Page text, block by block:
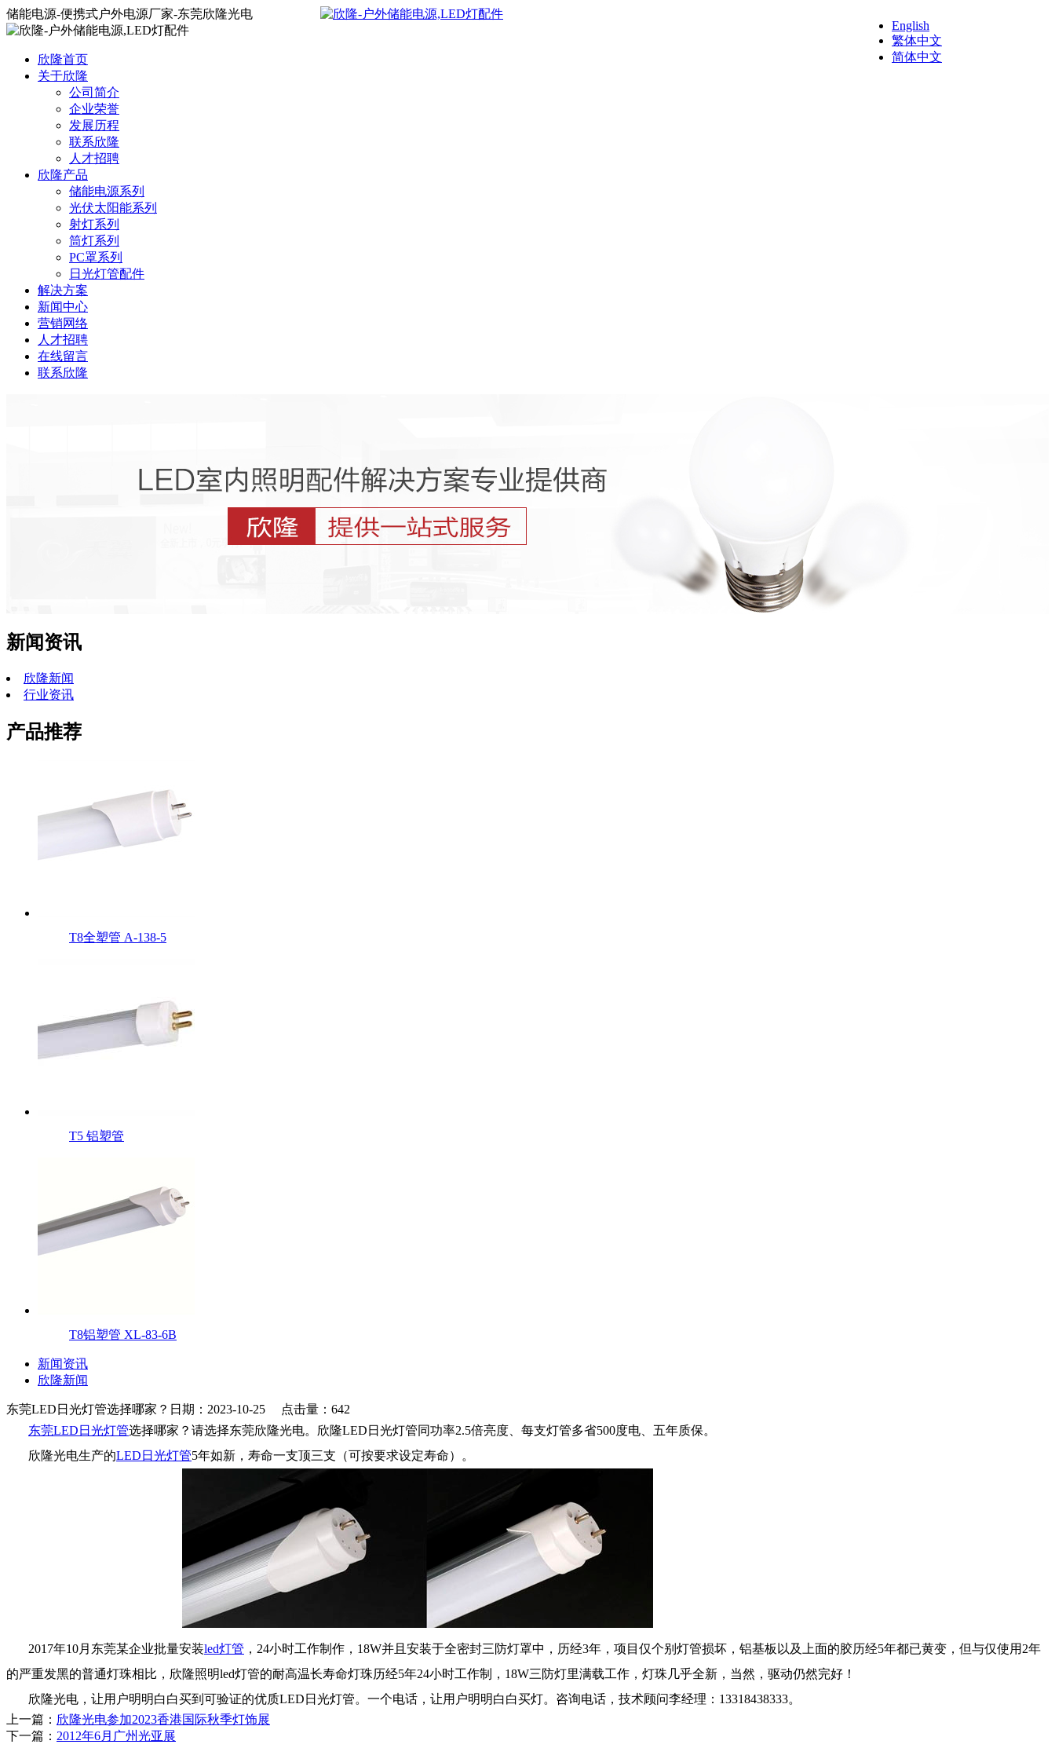
储能电源-便携式户外电源厂家-东莞欣隆光电
English
繁体中文
简体中文
欣隆首页
关于欣隆
公司简介
企业荣誉
发展历程
联系欣隆
人才招聘
欣隆产品
储能电源系列
光伏太阳能系列
射灯系列
筒灯系列
PC罩系列
日光灯管配件
解决方案
新闻中心
营销网络
人才招聘
在线留言
联系欣隆
新闻资讯
欣隆新闻
行业资讯
产品推荐
T8全塑管 A-138-5
T5 铝塑管
T8铝塑管 XL-83-6B
新闻资讯
欣隆新闻
东莞LED日光灯管选择哪家？ 日期：2023-10-25 点击量：642
东莞LED日光灯管选择哪家？请选择东莞欣隆光电。欣隆LED日光灯管同功率2.5倍亮度、每支灯管多省500度电、五年质保。
欣隆光电生产的LED日光灯管5年如新，寿命一支顶三支（可按要求设定寿命）。
2017年10月东莞某企业批量安装led灯管 ，24小时工作制作，18W并且安装于全密封三防灯罩中，历经3年，项目仅个别灯管损坏，铝基板以及上面的胶历经5年都已黄变，但与仅使用2年
的严重发黑的普通灯珠相比，欣隆照明led灯管的耐高温长寿命灯珠历经5年24小时工作制，18W三防灯里满载工作，灯珠几乎全新，当然，驱动仍然完好！
欣隆光电，让用户明明白白买到可验证的优质LED日光灯管。一个电话，让用户明明白白买灯。咨询电话，技术顾问李经理：13318438333。
上一篇： 欣隆光电参加2023香港国际秋季灯饰展
下一篇： 2012年6月广州光亚展